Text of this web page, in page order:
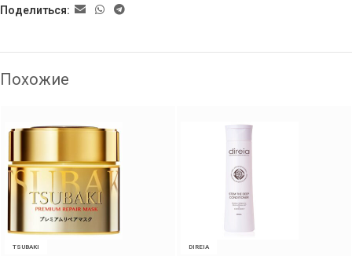
Поделиться:
Похожие
TSUBAKI DIREIA